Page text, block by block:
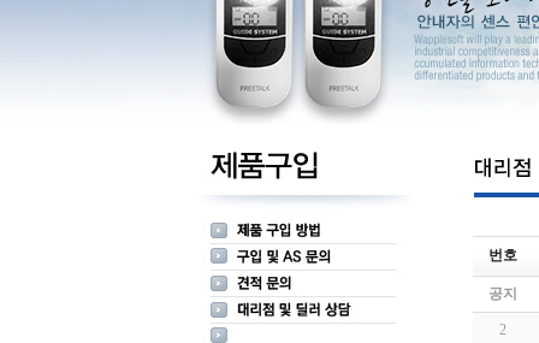
번호
공지
2